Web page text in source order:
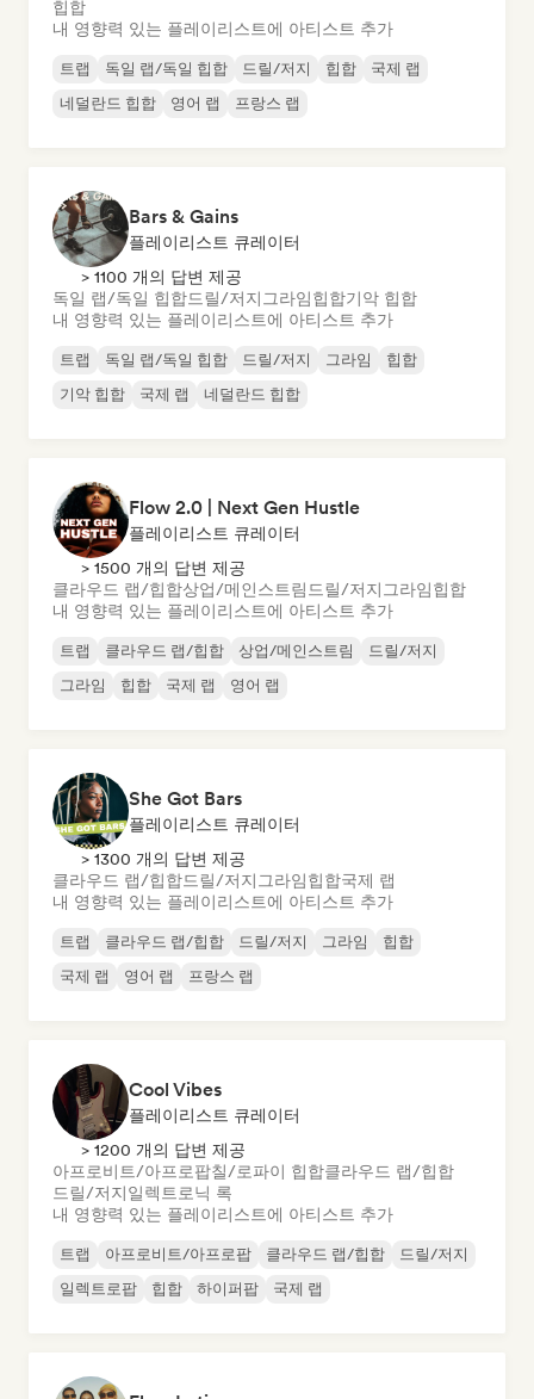
힙합
내 영향력 있는 플레이리스트에 아티스트 추가
트랩 독일 랩/독일 힙합 드릴/저지 힙합
국제 랩
네덜란드 힙합
영어 랩 프랑스 랩
Bars & Gains
플레이리스트 큐레이터
> 1100 개의 답변 제공
독일 랩/독일 힙합드릴/저지 그라임힙합기악 힙합
내 영향력 있는 플레이리스트에 아티스트 추가
트랩 독일 랩/독일 힙합 드릴/저지 그라임
힙합
기악 힙합
국제 랩 네덜란드 힙합
Flow 2.0 | Next Gen Hustle
플레이리스트 큐레이터
> 1500 개의 답변 제공
클라우드 랩/힙합상업/메인스트림 드릴/저지 그라임힙합
내 영향력 있는 플레이리스트에 아티스트 추가
트랩 클라우드 랩/힙합 상업/메인스트림
드릴/저지
그라임
힙합 국제 랩 영어 랩
She Got Bars
플레이리스트 큐레이터
> 1300 개의 답변 제공
클라우드 랩/힙합드릴/저지 그라임힙합국제 랩
내 영향력 있는 플레이리스트에 아티스트 추가
트랩 클라우드 랩/힙합 드릴/저지 그라임
힙합
국제 랩
영어 랩 프랑스 랩
Cool Vibes
플레이리스트 큐레이터
> 1200 개의 답변 제공
아프로비트/아프로팝칠/로파이 힙합클라우드 랩/힙합
드릴/저지일렉트로닉 록
내 영향력 있는 플레이리스트에 아티스트 추가
트랩 아프로비트/아프로팝 클라우드 랩/힙합
드릴/저지
일렉트로팝
힙합 하이퍼팝 국제 랩